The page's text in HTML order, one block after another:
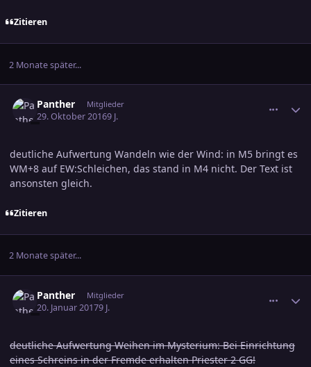
Zitieren
2 Monate später...
Panther Mitglieder
29. Oktober 20169 J.
deutliche Aufwertung Wandeln wie der Wind: in M5 bringt es
WM+8 auf EW:Schleichen, das stand in M4 nicht. Der Text ist
ansonsten gleich.
Zitieren
2 Monate später...
Panther Mitglieder
20. Januar 20179 J.
deutliche Aufwertung Weihen im Mysterium: Bei Einrichtung
eines Schreins in der Fremde erhalten Priester 2 GG!